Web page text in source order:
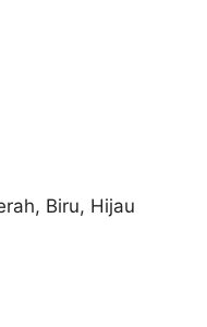
Biru, Hijau